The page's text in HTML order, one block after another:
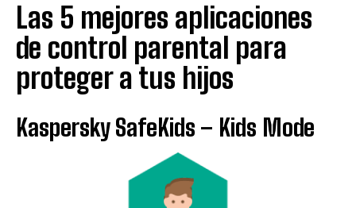
Las 5 mejores aplicaciones
de control parental para
proteger a tus hijos
Kaspersky SafeKids – Kids Mode